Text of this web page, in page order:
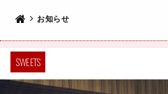
お知らせ
SWEETS